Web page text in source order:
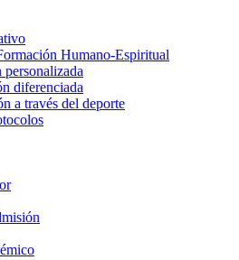
Humano-Espiritual
diferenciada
a través del deporte